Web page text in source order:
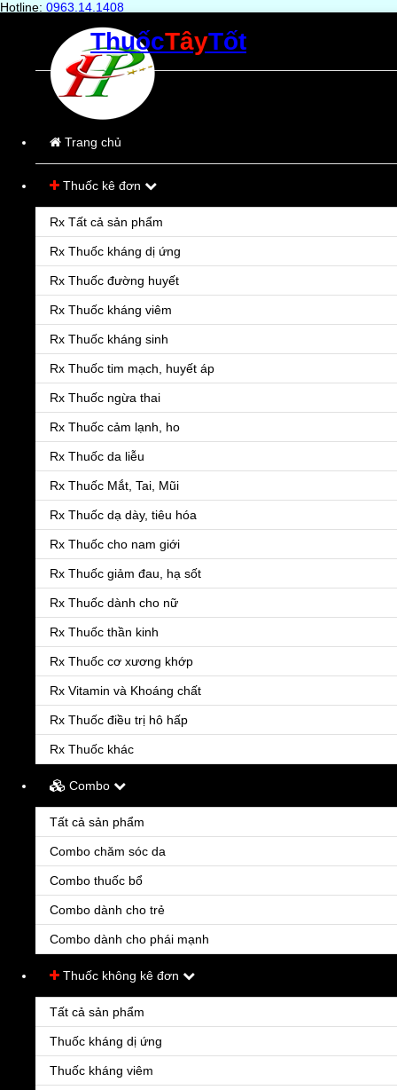
Hotline: 0963.14.1408
ThuốcTâyTốt
Trang chủ
Thuốc kê đơn
Rx Tất cả sản phẩm
Rx Thuốc kháng dị ứng
Rx Thuốc đường huyết
Rx Thuốc kháng viêm
Rx Thuốc kháng sinh
Rx Thuốc tim mạch, huyết áp
Rx Thuốc ngừa thai
Rx Thuốc cảm lạnh, ho
Rx Thuốc da liễu
Rx Thuốc Mắt, Tai, Mũi
Rx Thuốc dạ dày, tiêu hóa
Rx Thuốc cho nam giới
Rx Thuốc giảm đau, hạ sốt
Rx Thuốc dành cho nữ
Rx Thuốc thần kinh
Rx Thuốc cơ xương khớp
Rx Vitamin và Khoáng chất
Rx Thuốc điều trị hô hấp
Rx Thuốc khác
Combo
Tất cả sản phẩm
Combo chăm sóc da
Combo thuốc bổ
Combo dành cho trẻ
Combo dành cho phái mạnh
Thuốc không kê đơn
Tất cả sản phẩm
Thuốc kháng dị ứng
Thuốc kháng viêm
Menu
Adalat LA 20
Chỉ định: - Cơn đau thắt ngực, cơn đau thắt ngực ổn định & không ổn định. - Các thể